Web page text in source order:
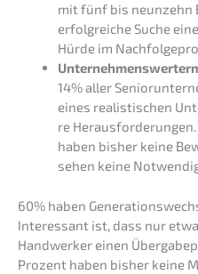
mit fünf bis neunzehn
erfolg­rei­che Suche
Hürde im
14% aller
eines realis­ti­schen
re
haben bisher keine
sehen keine
60% haben
Inter­es­sant ist, dass nur
Handwer­ker einen
Prozent haben bisher keine